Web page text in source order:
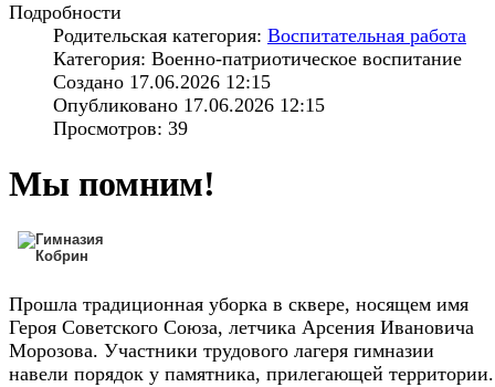
Подробности
Родительская категория: Воспитательная работа
Категория: Военно-патриотическое воспитание
Создано 17.06.2026 12:15
Опубликовано 17.06.2026 12:15
Просмотров: 39
Мы помним!
Прошла традиционная уборка в сквере, носящем имя
Героя Советского Союза, летчика Арсения Ивановича
Морозова. Участники трудового лагеря гимназии
навели порядок у памятника, прилегающей территории.